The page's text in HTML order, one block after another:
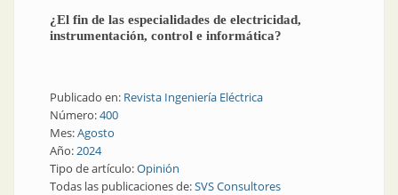
¿El fin de las especialidades de electricidad,
instrumentación, control e informática?
Publicado en: Revista Ingeniería Eléctrica
Número:400
Mes:Agosto
Año:2024
Tipo de artículo:Opinión
Todas las publicaciones de:SVS Consultores